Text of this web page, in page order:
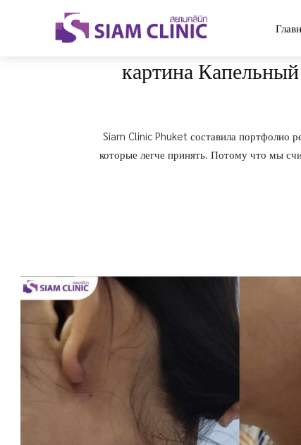
картина
Siam Clinic Phuket составила портфолио
которые легче принять. Потому что мы